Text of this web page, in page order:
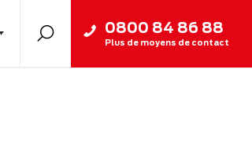
0800 84 86 88
Plus de moyens de contact